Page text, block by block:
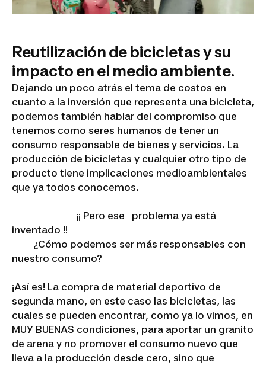
Reutilización de bicicletas y su
impacto en el medio ambiente.
Dejando un poco atrás el tema de costos en
cuanto a la inversión que representa una bicicleta,
podemos también hablar del compromiso que
tenemos como seres humanos de tener un
consumo responsable de bienes y servicios. La
producción de bicicletas y cualquier otro tipo de
producto tiene implicaciones medioambientales
que ya todos conocemos.
¡¡ Pero ese problema ya está
inventado !!
¿Cómo podemos ser más responsables con
nuestro consumo?
¡Así es! La compra de material deportivo de
segunda mano, en este caso las bicicletas, las
cuales se pueden encontrar, como ya lo vimos, en
MUY BUENAS condiciones, para aportar un granito
de arena y no promover el consumo nuevo que
lleva a la producción desde cero, sino que